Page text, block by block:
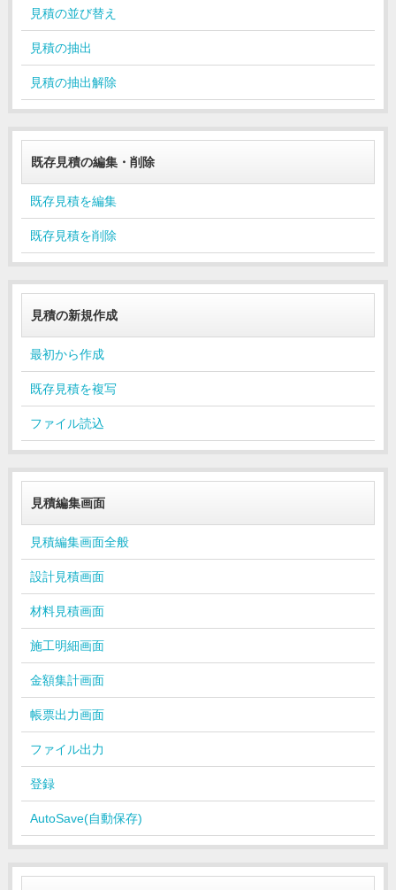
見積の並び替え
見積の抽出
見積の抽出解除
既存見積の編集・削除
既存見積を編集
既存見積を削除
見積の新規作成
最初から作成
既存見積を複写
ファイル読込
見積編集画面
見積編集画面全般
設計見積画面
材料見積画面
施工明細画面
金額集計画面
帳票出力画面
ファイル出力
登録
AutoSave(自動保存)